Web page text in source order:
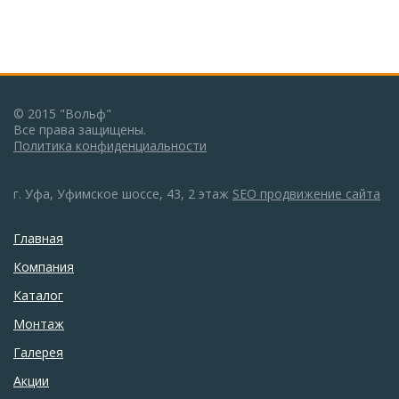
© 2015 "Вольф"
Все права защищены.
Политика конфиденциальности
г. Уфа, Уфимское шоссе, 43, 2 этаж SEO продвижение сайта
Главная
Компания
Каталог
Монтаж
Галерея
Акции